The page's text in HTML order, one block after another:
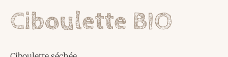
Ciboulette BIO